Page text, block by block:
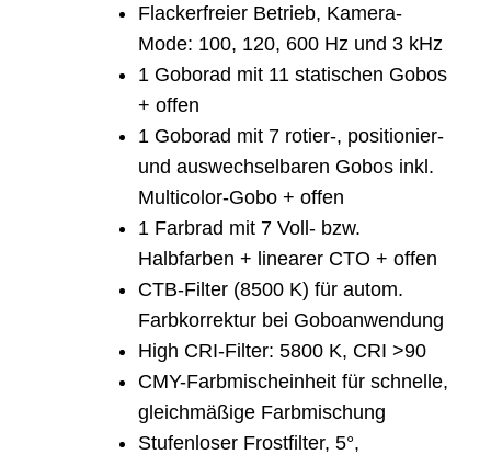
Flackerfreier Betrieb, Kamera-
Mode: 100, 120, 600 Hz und 3 kHz
1 Goborad mit 11 statischen Gobos
+ offen
1 Goborad mit 7 rotier-, positionier-
und auswechselbaren Gobos inkl.
Multicolor-Gobo + offen
1 Farbrad mit 7 Voll- bzw.
Halbfarben + linearer CTO + offen
CTB-Filter (8500 K) für autom.
Farbkorrektur bei Goboanwendung
High CRI-Filter: 5800 K, CRI >90
CMY-Farbmischeinheit für schnelle,
gleichmäßige Farbmischung
Stufenloser Frostfilter, 5°,